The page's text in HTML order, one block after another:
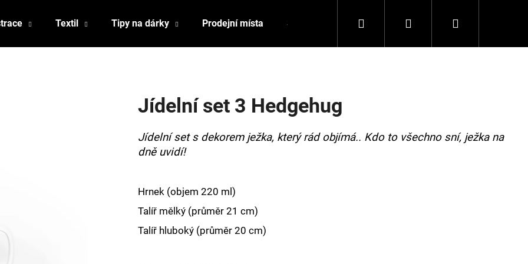
Textil Tipy na dárky Prodejní místa Spolupráce Kontakty
Hledat PřihlášeníNákupní
Jídelní set 3 Hedgehug
Jídelní set s dekorem ježka, který rád objímá.. Kdo to všechno sní, ježka na
dně uvidí!
Hrnek (objem 220 ml)
Talíř mělký (průměr 21 cm)
Talíř hluboký (průměr 20 cm)
HLEDAT